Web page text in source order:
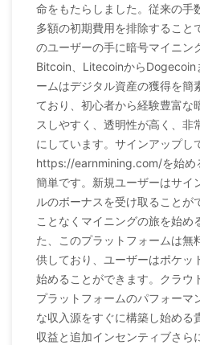
命をもたらしました。従来の手
多額の初期費用を排除すること
のユーザーの手に暗号マイニン
Bitcoin、LitecoinからDogecoin
ームはデジタル資産の獲得を簡
ており、初心者から経験豊富な
スしやすく、透明性が高く、非
にしています。サインアップし
https://earnmining.com/を始め
簡単です。新規ユーザーはサイ
ルのボーナスを受け取ることが
ことなくマイニングの旅を始め
た、このプラットフォームは無
供しており、ユーザーはポケッ
始めることができます。クラウ
プラットフォームのパフォーマ
な収入源をすぐに構築し始める
収益と追加インセンティブさら